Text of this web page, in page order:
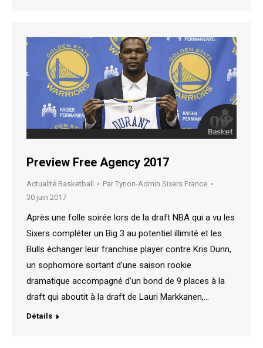
Preview Free Agency 2017
Actualité Basketball Par Tyrion-Admin Sixers France
30 juin 2017
Après une folle soirée lors de la draft NBA qui a vu les
Sixers compléter un Big 3 au potentiel illimité et les
Bulls échanger leur franchise player contre Kris Dunn,
un sophomore sortant d’une saison rookie
dramatique accompagné d’un bond de 9 places à la
draft qui aboutit à la draft de Lauri Markkanen,…
Détails